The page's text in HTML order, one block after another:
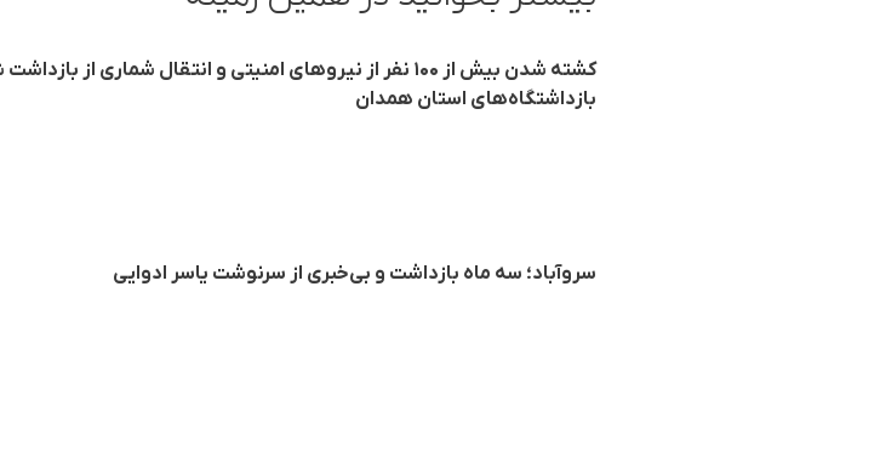
کشته شدن بیش از ۱۰۰ نفر از نیروهای امنیتی و انتقال شماری از
بازداشتگاه‌های استان همدان
سروآباد؛ سه ماه بازداشت و بی‌خبری از سرنوشت یاسر ادوایی